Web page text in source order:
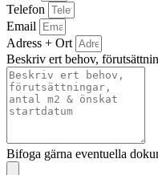
Telefon
Email
Adress + Ort
Beskriv ert behov,
Bifoga gärna eventuella